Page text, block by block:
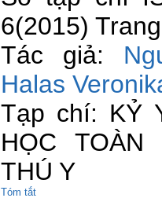
6(2015)
Tác giả:
Halas
Tạp chí: KỶ
HỌC TOÀN
THÚ Y
Tóm tắt